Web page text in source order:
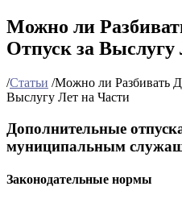
Можно ли
Отпуск за
/Статьи /Можно ли Разбивать
Выслугу Лет на Части
Дополнительные
муниципальным
Законодательные нормы